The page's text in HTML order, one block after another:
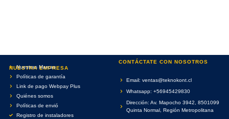
NUESTRA EMPRESA
Nuestras Marcas
Políticas de garantía
Link de pago Webpay Plus
Quiénes somos
Políticas de envió
Registro de instaladores
CONTÁCTATE CON NOSOTROS
Email: ventas@teknokont.cl
Whatsapp: +56945429830
Dirección: Av. Mapocho 3942, 8501099
Quinta Normal, Región Metropolitana